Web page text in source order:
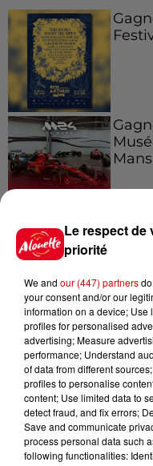
Le
en
Le respect de
priorité
We and our (447) partners
your consent and/or our
information on a device; Use
profiles for personalised
advertising; Measure
performance; Understand
of data from different
profiles to personalise
content; Use limited data to
detect fraud, and fix errors;
Save and communicate
process personal data such
following functionalities: